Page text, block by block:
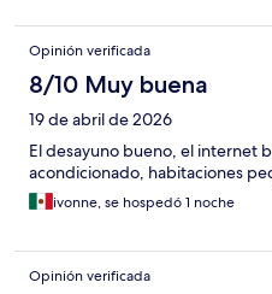
Opinión verificada
8/10 Muy buena
19 de abril de 2026
El desayuno bueno, el internet
acondicionado, habitaciones
ivonne, se hospedó 1 noche
Opinión verificada